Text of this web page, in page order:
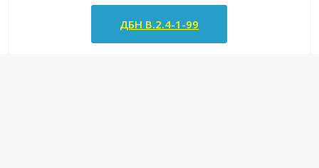
ДБН В.2.4-1-99